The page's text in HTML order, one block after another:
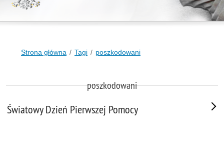
Strona główna Tagi poszkodowani
poszkodowani
Światowy Dzień Pierwszej Pomocy